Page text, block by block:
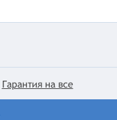
Гарантия на все